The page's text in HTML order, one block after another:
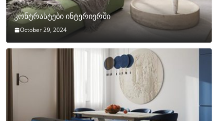
კონტრასტები ინტერიერში
October 29, 2024